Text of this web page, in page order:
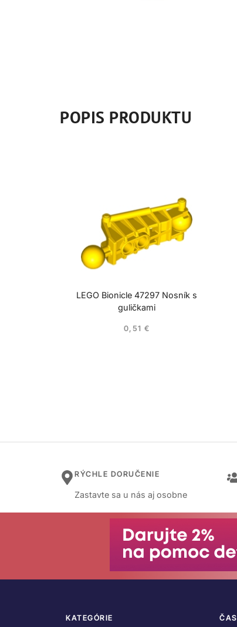
POPIS PRODUKTU
LEGO Bionicle 47297 Nosník s
guličkami
0,51€
RÝCHLE DORUČENIE
Zastavte sa u nás aj osobne
KATEGÓRIE